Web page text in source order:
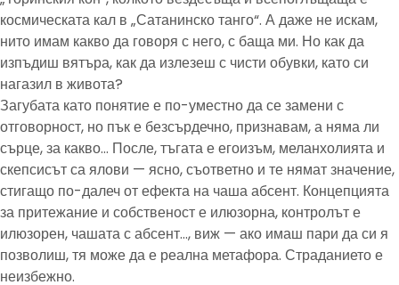
космическата кал в „Сатанинско танго“. А даже не искам,
нито имам какво да говоря с него, с баща ми. Но как да
изпъдиш вятъра, как да излезеш с чисти обувки, като си
нагазил в живота?
Загубата като понятие е по-уместно да се замени с
отговорност, но пък е безсърдечно, признавам, а няма ли
сърце, за какво… После, тъгата е егоизъм, меланхолията и
скепсисът са ялови — ясно, съответно и те нямат значение,
стигащо по-далеч от ефекта на чаша абсент. Концепцията
за притежание и собственост е илюзорна, контролът е
илюзорен, чашата с абсент…, виж — ако имаш пари да си я
позволиш, тя може да е реална метафора. Страданието е
неизбежно.